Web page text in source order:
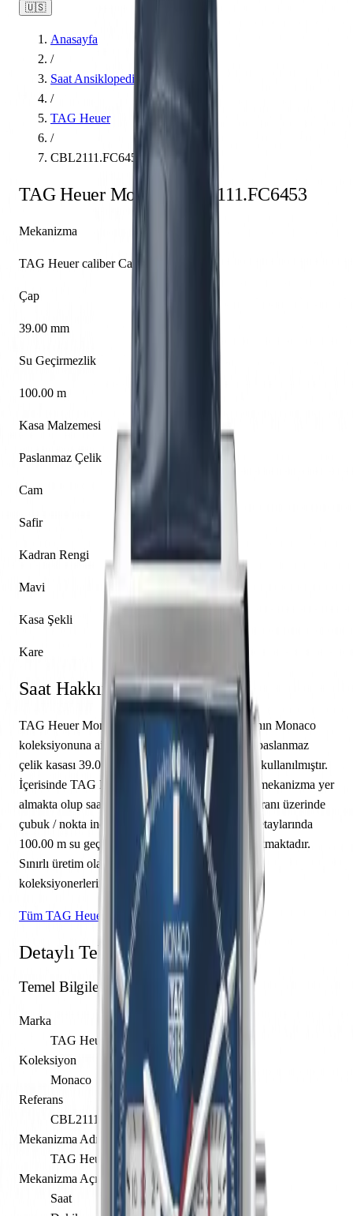
🇺🇸
Anasayfa
/
Saat Ansiklopedisi
/
TAG Heuer
/
CBL2111.FC6453
TAG Heuer Monaco CBL2111.FC6453
Mekanizma
TAG Heuer caliber Calibre Heuer 02
Çap
39.00 mm
Su Geçirmezlik
100.00 m
Kasa Malzemesi
Paslanmaz Çelik
Cam
Safir
Kadran Rengi
Mavi
Kasa Şekli
Kare
Saat Hakkında
TAG Heuer Monaco CBL2111.FC6453, markanın Monaco
koleksiyonuna ait bir kol saati modelidir. Saatin paslanmaz
çelik kasası 39.00 mm çapa sahip olup safir cam kullanılmıştır.
İçerisinde TAG Heuer caliber Calibre Heuer 02 mekanizma yer
almakta olup saat, dakika sunmaktadır. Mavi kadranı üzerinde
çubuk / nokta indeksler yer almaktadır. Teknik detaylarında
100.00 m su geçirmezlik, açık arka kapak öne çıkmaktadır.
Sınırlı üretim olarak piyasaya sunulan bu model,
koleksiyonerlerin ilgisini çekmektedir.
Tüm TAG Heuer Modelleri
Detaylı Teknik Özellikler
Temel Bilgiler
Marka
TAG Heuer
Koleksiyon
Monaco
Referans
CBL2111.FC6453
Mekanizma Adı
TAG Heuer caliber Calibre Heuer 02
Mekanizma Açıklaması
Saat